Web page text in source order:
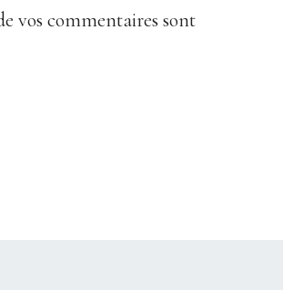
vos commentaires sont